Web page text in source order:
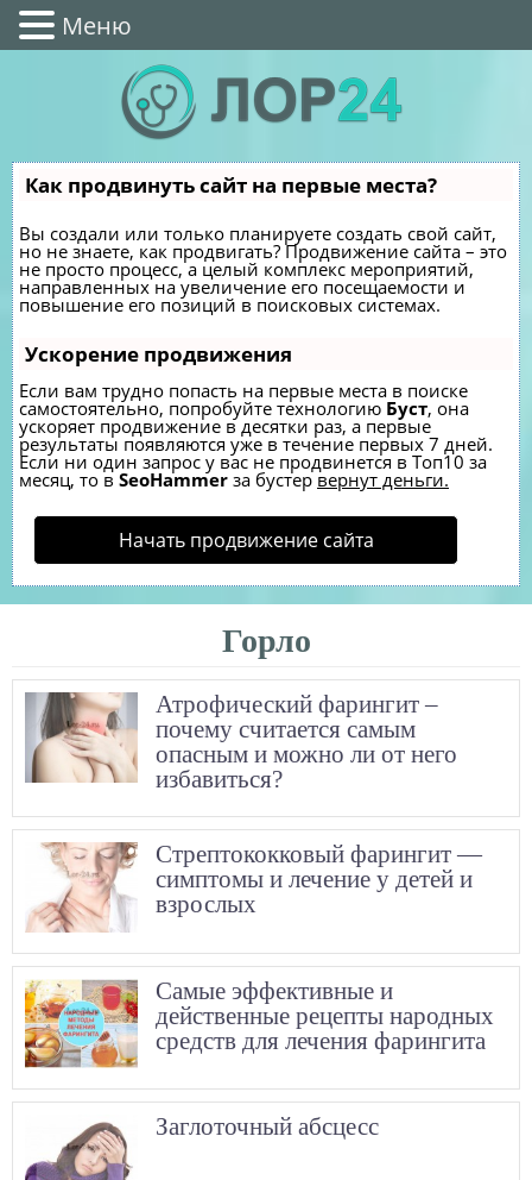
Как продвинуть сайт на первые места?
Вы создали или только планируете создать свой сайт,
но не знаете, как продвигать? Продвижение сайта – это
не просто процесс, а целый комплекс мероприятий,
направленных на увеличение его посещаемости и
повышение его позиций в поисковых системах.
Ускорение продвижения
Если вам трудно попасть на первые места в поиске
самостоятельно, попробуйте технологию Буст, она
ускоряет продвижение в десятки раз, а первые
результаты появляются уже в течение первых 7 дней.
Если ни один запрос у вас не продвинется в Топ10 за
месяц, то в SeoHammer за бустер вернут деньги.
Начать продвижение сайта
Горло
Атрофический фарингит –
почему считается самым
опасным и можно ли от него
избавиться?
Стрептококковый фарингит —
симптомы и лечение у детей и
взрослых
Самые эффективные и
действенные рецепты народных
средств для лечения фарингита
Заглоточный абсцесс
Меню